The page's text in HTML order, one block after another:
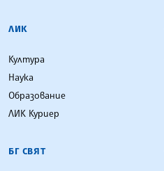
ЛИК
Култура
Наука
Образование
ЛИК Куриер
БГ СВЯТ